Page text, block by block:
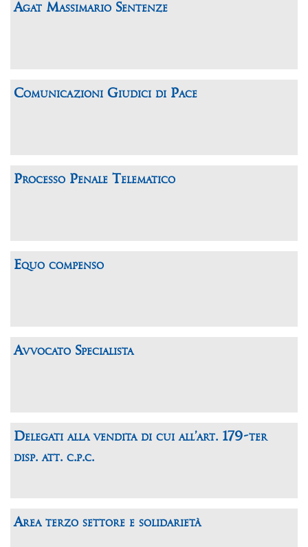
Agat Massimario Sentenze
Comunicazioni Giudici di Pace
Processo Penale Telematico
Equo compenso
Avvocato Specialista
Delegati alla vendita di cui all’art. 179-ter
disp. att. c.p.c.
Area terzo settore e solidarietà